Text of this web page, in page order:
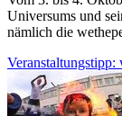
Universums und
nämlich die
Veranstaltungstipp: